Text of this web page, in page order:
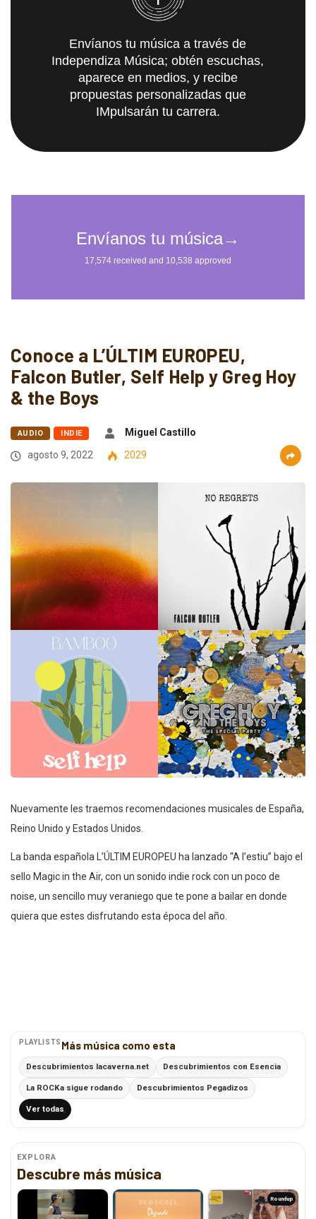
Envíanos tu música a través de
Independiza Música; obtén escuchas,
aparece en medios, y recibe
propuestas personalizadas que
IMpulsarán tu carrera.
Conoce a L’ÚLTIM EUROPEU,
Falcon Butler, Self Help y Greg Hoy
& the Boys
AUDIO INDIE
Miguel Castillo
agosto 9, 2022
2029
Nuevamente les traemos recomendaciones musicales de España,
Reino Unido y Estados Unidos.
La banda española L’ÚLTIM EUROPEU ha lanzado “A l’estiu” bajo el
sello Magic in the Air, con un sonido indie rock con un poco de
noise, un sencillo muy veraniego que te pone a bailar en donde
quiera que estes disfrutando esta época del año.
PLAYLISTS Más música como esta
Descubrimientos lacaverna.net Descubrimientos con Esencia
La ROCKa sigue rodando Descubrimientos Pegadizos
Ver todas
EXPLORA
Descubre más música
Roundup